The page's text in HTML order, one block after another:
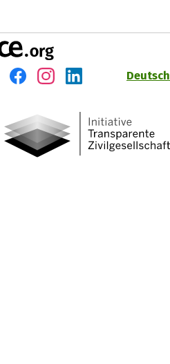
Deutsch